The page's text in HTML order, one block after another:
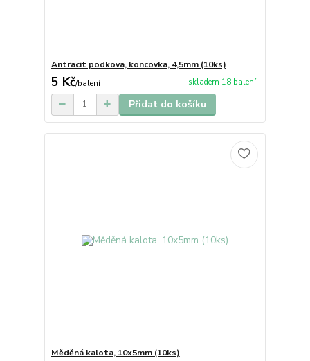
Antracit podkova, koncovka, 4,5mm (10ks)
5 Kč/balení skladem 18 balení
Přidat do košíku
Měděná kalota, 10x5mm (10ks)